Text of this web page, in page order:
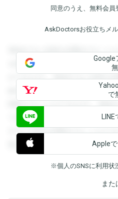
同意のうえ、無料会
AskDoctorsお役立ちメ
登録すると回答を閲覧すること
を閲覧することができます。登
ができます。登録すると回答を
録すると回答を閲覧することが
閲覧することができます。登録
できます。登録すると回答を閲
すると回答を閲覧することがで
覧することができます。
Google
で
Apple
※個人のSNSに利用状
また